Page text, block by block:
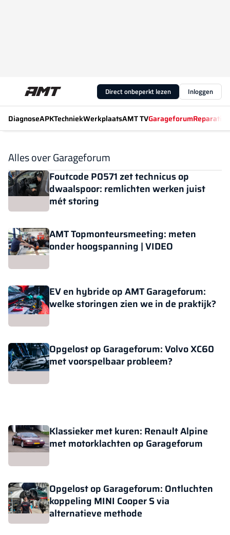
Direct onbeperkt lezen Inloggen
DiagnoseAPKTechniekWerkplaatsAMT TVGarageforum
Alles over Garageforum
Foutcode P0571 zet technicus op
dwaalspoor: remlichten werken juist
mét storing
AMT Topmonteursmeeting: meten
onder hoogspanning | VIDEO
EV en hybride op AMT Garageforum:
welke storingen zien we in de praktijk?
Opgelost op Garageforum: Volvo XC60
met voorspelbaar probleem?
Klassieker met kuren: Renault Alpine
met motorklachten op Garageforum
Opgelost op Garageforum: Ontluchten
koppeling MINI Cooper S via
alternatieve methode